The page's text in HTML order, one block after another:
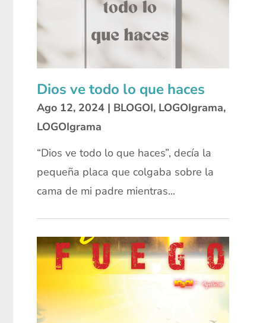
Dios ve todo lo que haces
Ago 12, 2024 | BLOGOI, LOGOIgrama,
LOGOIgrama
“Dios ve todo lo que haces”, decía la
pequeña placa que colgaba sobre la
cama de mi padre mientras...